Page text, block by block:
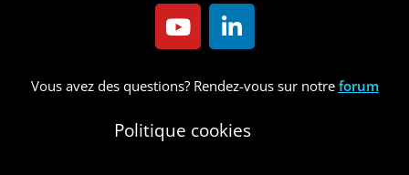
Vous avez des questions? Rendez-vous sur notre forum
Politique cookies